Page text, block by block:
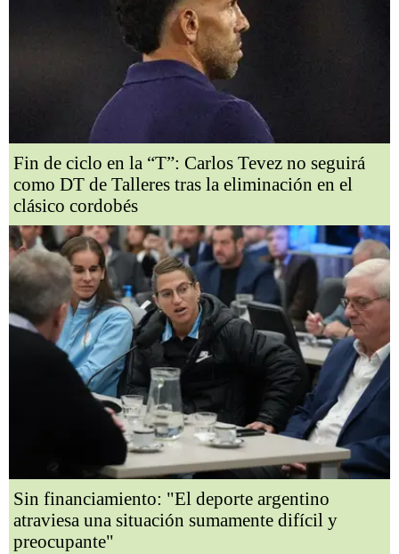
Fin de ciclo en la “T”: Carlos Tevez no seguirá
como DT de Talleres tras la eliminación en el
clásico cordobés
Sin financiamiento: "El deporte argentino
atraviesa una situación sumamente difícil y
preocupante"